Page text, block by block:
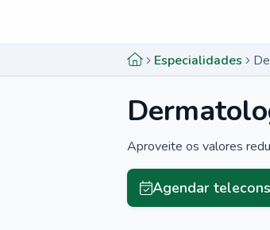
Especialidades
Aproveite os valores
Agendar